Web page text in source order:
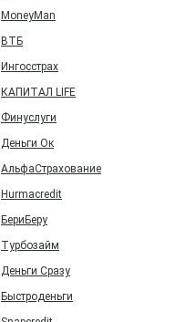
MoneyMan
ВТБ
Ингосстрах
КАПИТАЛ LIFE
Финуслуги
Деньги Ок
АльфаСтрахование
Hurmacredit
БериБеру
Турбозайм
Деньги Сразу
Быстроденьги